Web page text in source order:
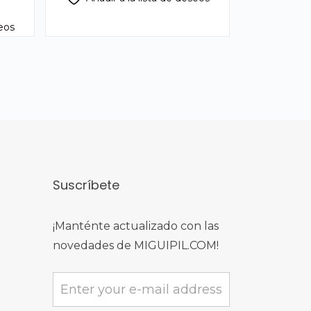
Suscríbete
¡Manténte actualizado con las
novedades de MIGUIPIL.COM!